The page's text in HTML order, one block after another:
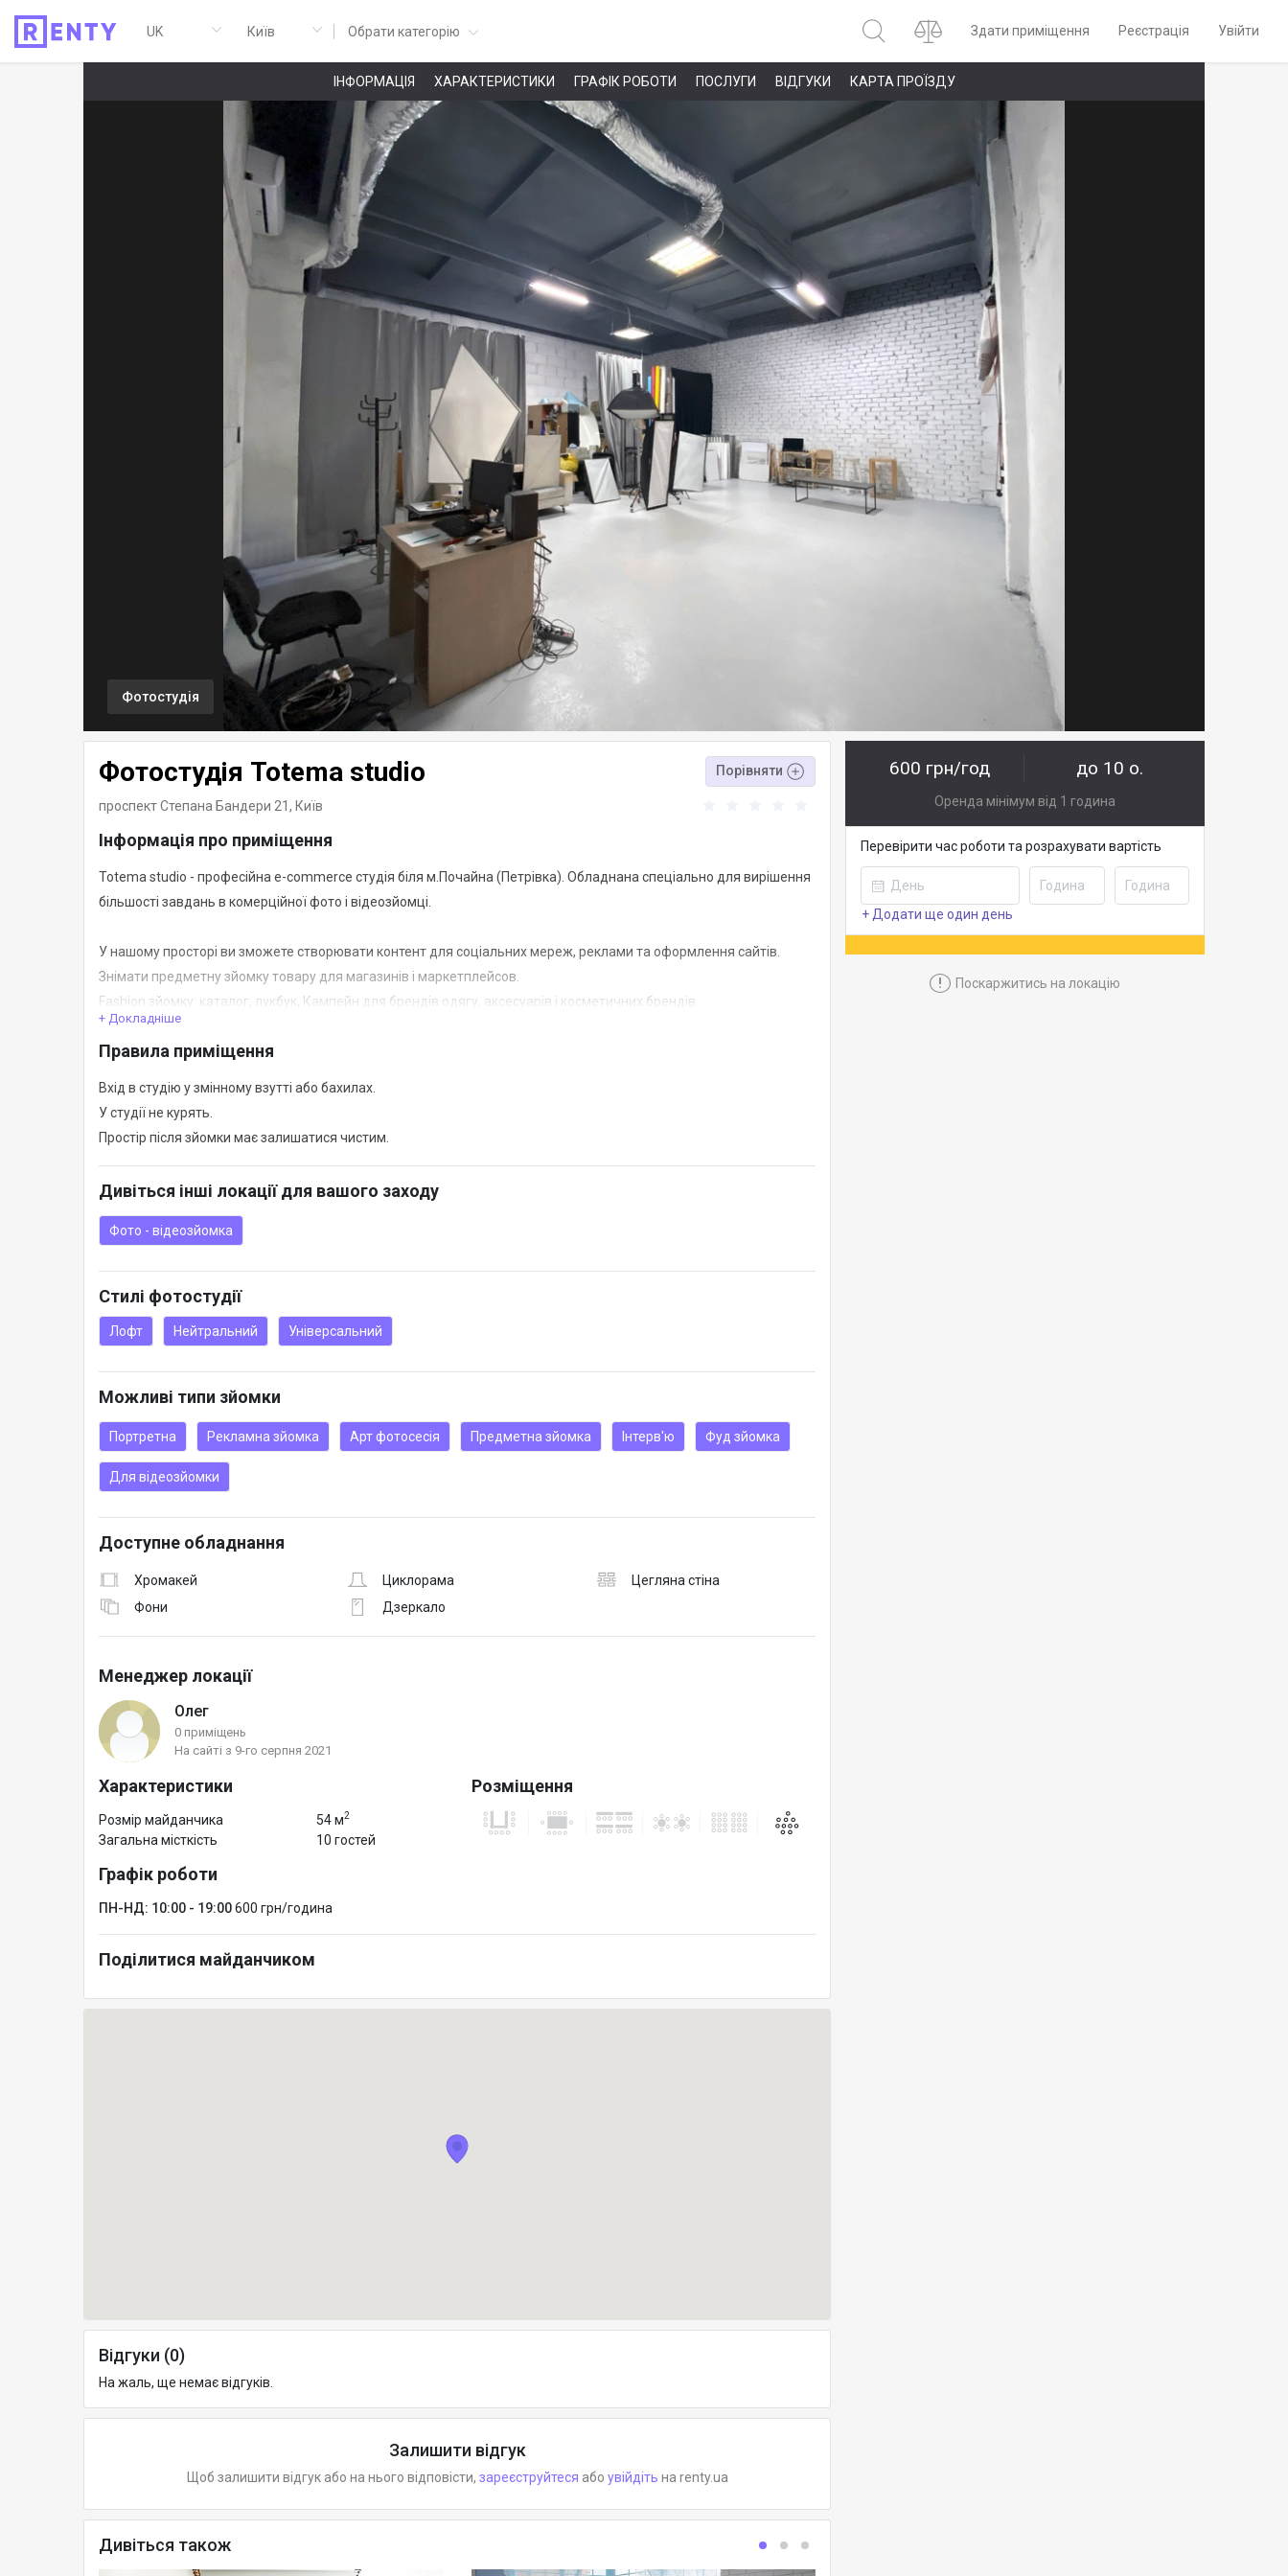
Обрати категорію Здати приміщення Реєстрація Увійти
ІНФОРМАЦІЯ ХАРАКТЕРИСТИКИ ГРАФІК РОБОТИ ПОСЛУГИ ВІДГУКИ КАРТА ПРОЇЗДУ
Фотостудія
Фотостудія Totema studio Порівняти
проспект Степана Бандери 21, Київ
Інформація про приміщення
Totema studio - професійна e-commerce студія біля м.Почайна (Петрівка). Обладнана спеціально для вирішення
більшості завдань в комерційної фото і відеозйомці.
У нашому просторі ви зможете створювати контент для соціальних мереж, реклами та оформлення сайтів.
Знімати предметну зйомку товару для магазинів і маркетплейсов.
Fashion зйомку: каталог, лукбук, Кампейн для брендів одягу, аксесуарів і косметичних брендів.
Портретне фото і відео: діловий портрет, інтерв'ю, відео візитки, блоги й відеоуроки.
Складну рекламну фото і відео зйомку, в тому числі з використанням води.
⁃ постійне світло 7 джерел
⁃ хромакей, зелений тканинний фон 3х5м
⁃ паперові і вінілові фони шириною 2,72 м
⁃ кольорові папери, фони і аксесуари для предметної зйомки
⁃ відпарюватель
⁃ дим машина
⁃ манекени
⁃ басейн 100 х 70 см, глибина 10 см
+ Докладніше
Правила приміщення
Вхід в студію у змінному взутті або бахилах.
У студії не курять.
Простір після зйомки має залишатися чистим.
Дивіться інші локації для вашого заходу
Фото - відеозйомка
Стилі фотостудії
Лофт Нейтральний Універсальний
Можливі типи зйомки
Портретна Рекламна зйомка Арт фотосесія Предметна зйомка Інтерв'ю Фуд зйомка
Для відеозйомки
Доступне обладнання
Хромакей Циклорама
Цегляна стіна
Фони
Дзеркало
Менеджер локації
Олег
0 приміщень
На сайті з 9-го серпня 2021
Характеристики
Розмір майданчика 54 м2
Загальна місткість 10 гостей
Розміщення
Графік роботи
ПН-НД: 10:00 - 19:00600 грн/година
Поділитися майданчиком
Відгуки (0)
На жаль, ще немає відгуків.
Залишити відгук
Щоб залишити відгук або на нього відповісти, зареєструйтеся або увійдіть на renty.ua
Дивіться також
600 грн/год до 10 о.
Оренда мінімум від 1 година
Перевірити час роботи та розрахувати вартість
+ Додати ще один день
! Поскаржитись на локацію